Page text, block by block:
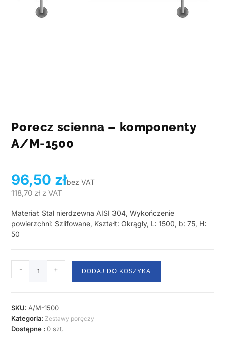
Porecz scienna – komponenty
A/M-1500
96,50 złbez VAT
118,70 zł z VAT
Materiał: Stal nierdzewna AISI 304, Wykończenie
powierzchni: Szlifowane, Kształt: Okrągły, L: 1500, b: 75, H:
50
- + DODAJ DO KOSZYKA
SKU: A/M-1500
Kategoria: Zestawy poręczy
Dostępne :0 szt.